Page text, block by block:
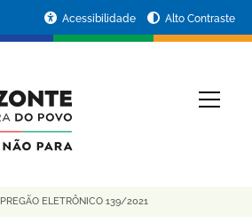
Acessibilidade Alto Contraste
PREGÃO ELETRÔNICO 139/2021